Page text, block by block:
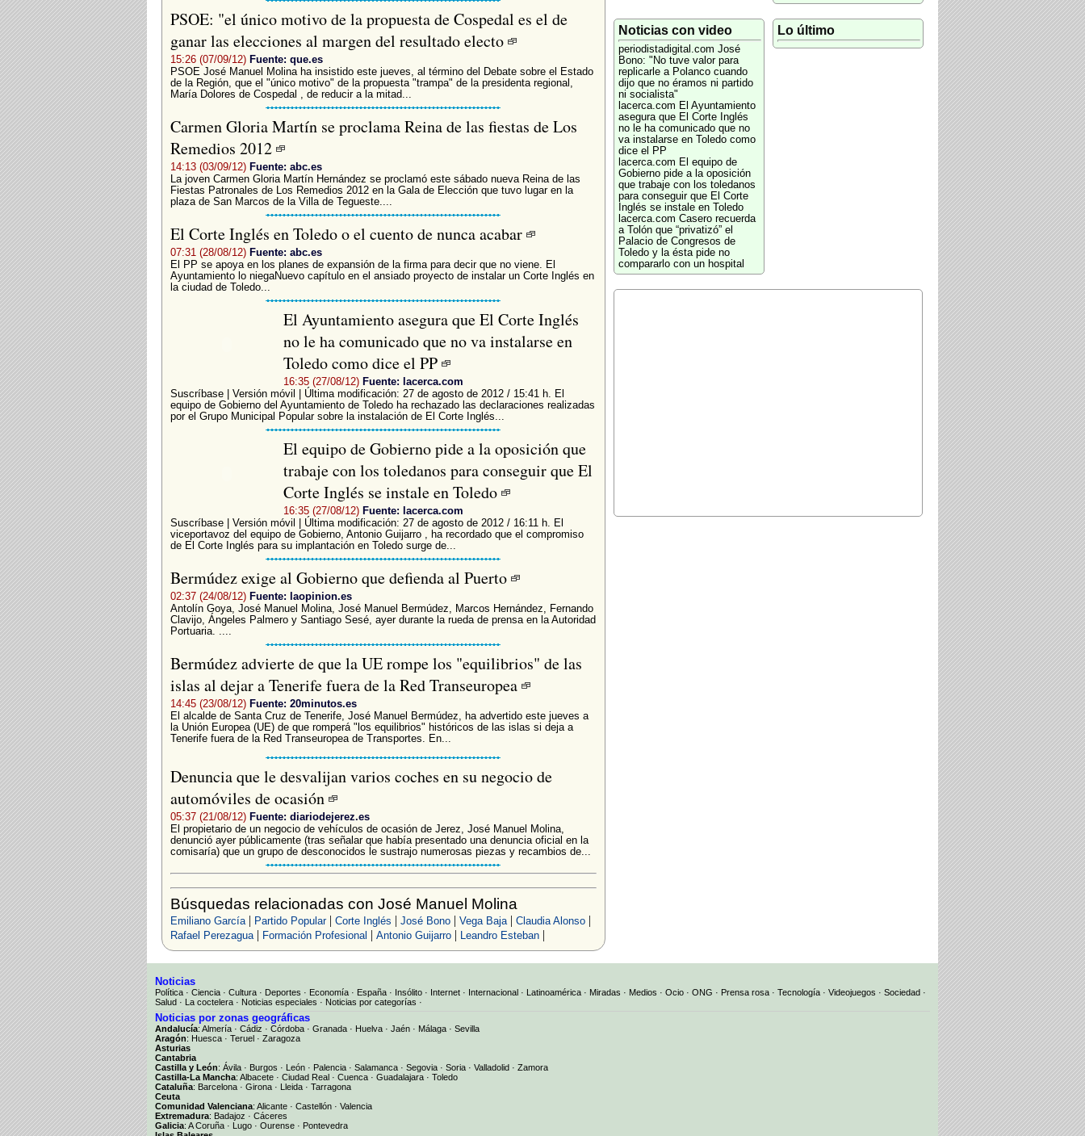
PSOE: "el único motivo de la propuesta de Cospedal es el de
ganar las elecciones al margen del resultado electo
15:26 (07/09/12) Fuente: que.es
PSOE José Manuel Molina ha insistido este jueves, al término del Debate sobre el Estado
de la Región, que el "único motivo" de la propuesta "trampa" de la presidenta regional,
María Dolores de Cospedal , de reducir a la mitad...
Carmen Gloria Martín se proclama Reina de las fiestas de Los
Remedios 2012
14:13 (03/09/12) Fuente: abc.es
La joven Carmen Gloria Martín Hernández se proclamó este sábado nueva Reina de las
Fiestas Patronales de Los Remedios 2012 en la Gala de Elección que tuvo lugar en la
plaza de San Marcos de la Villa de Tegueste....
El Corte Inglés en Toledo o el cuento de nunca acabar
07:31 (28/08/12) Fuente: abc.es
El PP se apoya en los planes de expansión de la firma para decir que no viene. El
Ayuntamiento lo niegaNuevo capítulo en el ansiado proyecto de instalar un Corte Inglés en
la ciudad de Toledo...
El Ayuntamiento asegura que El Corte Inglés
no le ha comunicado que no va instalarse en
Toledo como dice el PP
16:35 (27/08/12) Fuente: lacerca.com
Suscríbase | Versión móvil | Última modificación: 27 de agosto de 2012 / 15:41 h. El
equipo de Gobierno del Ayuntamiento de Toledo ha rechazado las declaraciones realizadas
por el Grupo Municipal Popular sobre la instalación de El Corte Inglés...
El equipo de Gobierno pide a la oposición que
trabaje con los toledanos para conseguir que El
Corte Inglés se instale en Toledo
16:35 (27/08/12) Fuente: lacerca.com
Suscríbase | Versión móvil | Última modificación: 27 de agosto de 2012 / 16:11 h. El
viceportavoz del equipo de Gobierno, Antonio Guijarro , ha recordado que el compromiso
de El Corte Inglés para su implantación en Toledo surge de...
Bermúdez exige al Gobierno que defienda al Puerto
02:37 (24/08/12) Fuente: laopinion.es
Antolín Goya, José Manuel Molina, José Manuel Bermúdez, Marcos Hernández, Fernando
Clavijo, Ángeles Palmero y Santiago Sesé, ayer durante la rueda de prensa en la Autoridad
Portuaria. ....
Bermúdez advierte de que la UE rompe los "equilibrios" de las
islas al dejar a Tenerife fuera de la Red Transeuropea
14:45 (23/08/12) Fuente: 20minutos.es
El alcalde de Santa Cruz de Tenerife, José Manuel Bermúdez, ha advertido este jueves a
la Unión Europea (UE) de que romperá "los equilibrios" históricos de las islas si deja a
Tenerife fuera de la Red Transeuropea de Transportes. En...
Denuncia que le desvalijan varios coches en su negocio de
automóviles de ocasión
05:37 (21/08/12) Fuente: diariodejerez.es
El propietario de un negocio de vehículos de ocasión de Jerez, José Manuel Molina,
denunció ayer públicamente (tras señalar que había presentado una denuncia oficial en la
comisaría) que un grupo de desconocidos le sustrajo numerosas piezas y recambios de...
Búsquedas relacionadas con José Manuel Molina
Emiliano García| Partido Popular| Corte Inglés | José Bono| Vega Baja| Claudia Alonso|
Rafael Perezagua| Formación Profesional | Antonio Guijarro| Leandro Esteban|
Noticias con video
periodistadigital.com José
Bono: "No tuve valor para
replicarle a Polanco cuando
dijo que no éramos ni partido
ni socialista"
lacerca.com El Ayuntamiento
asegura que El Corte Inglés
no le ha comunicado que no
va instalarse en Toledo como
dice el PP
lacerca.com El equipo de
Gobierno pide a la oposición
que trabaje con los toledanos
para conseguir que El Corte
Inglés se instale en Toledo
lacerca.com Casero recuerda
a Tolón que “privatizó” el
Palacio de Congresos de
Toledo y la ésta pide no
compararlo con un hospital
Lo último
Noticias
Política · Ciencia · Cultura · Deportes · Economía · España · Insólito · Internet · Internacional · Latinoamérica · Miradas · Medios · Ocio · ONG · Prensa rosa · Tecnología · Videojuegos · Sociedad ·
Salud · La coctelera · Noticias especiales · Noticias por categorías ·
Noticias por zonas geográficas
Andalucía: Almería · Cádiz · Córdoba · Granada · Huelva · Jaén · Málaga · Sevilla
Aragón: Huesca · Teruel · Zaragoza
Asturias
Cantabria
Castilla y León: Ávila · Burgos · León · Palencia · Salamanca · Segovia · Soria · Valladolid · Zamora
Castilla-La Mancha: Albacete · Ciudad Real · Cuenca · Guadalajara · Toledo
Cataluña: Barcelona · Girona · Lleida · Tarragona
Ceuta
Comunidad Valenciana: Alicante · Castellón · Valencia
Extremadura: Badajoz · Cáceres
Galicia: A Coruña · Lugo · Ourense · Pontevedra